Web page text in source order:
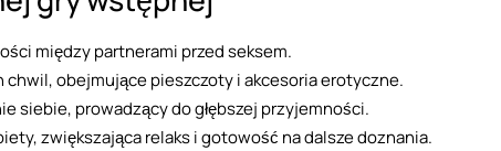
między partnerami przed seksem.
obejmujące pieszczoty i akcesoria erotyczne.
siebie, prowadzący do głębszej przyjemności.
zwiększająca relaks i gotowość na dalsze doznania.